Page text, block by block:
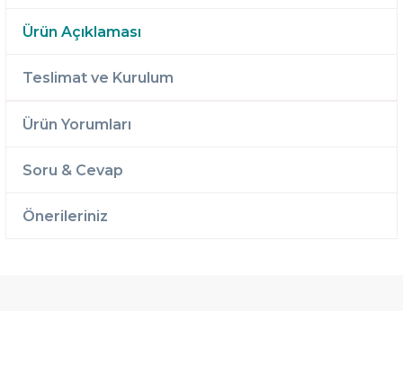
Ürün Açıklaması
Teslimat ve Kurulum
Ürün Yorumları
Soru & Cevap
Önerileriniz